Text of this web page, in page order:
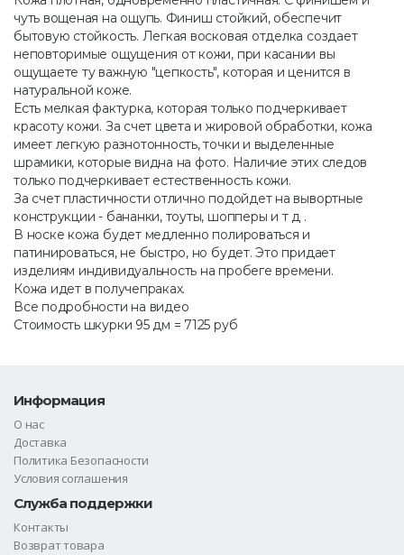
чуть вощеная на ощупь. Финиш стойкий, обеспечит
бытовую стойкость. Легкая восковая отделка создает
неповторимые ощущения от кожи, при касании вы
ощущаете ту важную "цепкость", которая и ценится в
натуральной коже.
Есть мелкая фактурка, которая только подчеркивает
красоту кожи. За счет цвета и жировой обработки, кожа
имеет легкую разнотонность, точки и выделенные
шрамики, которые видна на фото. Наличие этих следов
только подчеркивает естественность кожи.
За счет пластичности отлично подойдет на вывортные
конструкции - бананки, тоуты, шопперы и т д .
В носке кожа будет медленно полироваться и
патинироваться, не быстро, но будет. Это придает
изделиям индивидуальность на пробеге времени.
Кожа идет в получепраках.
Все подробности на видео
Стоимость шкурки 95 дм = 7125 руб
Информация
О нас
Доставка
Политика Безопасности
Условия соглашения
Служба поддержки
Контакты
Возврат товара